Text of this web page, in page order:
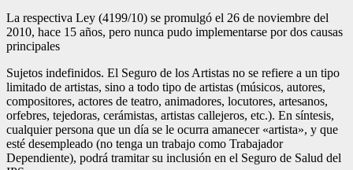
La respectiva Ley (4199/10) se promulgó el 26 de noviembre del
2010, hace 15 años, pero nunca pudo implementarse por dos causas
principales
Sujetos indefinidos. El Seguro de los Artistas no se refiere a un tipo
limitado de artistas, sino a todo tipo de artistas (músicos, autores,
compositores, actores de teatro, animadores, locutores, artesanos,
orfebres, tejedoras, cerámistas, artistas callejeros, etc.). En síntesis,
cualquier persona que un día se le ocurra amanecer «artista», y que
esté desempleado (no tenga un trabajo como Trabajador
Dependiente), podrá tramitar su inclusión en el Seguro de Salud del